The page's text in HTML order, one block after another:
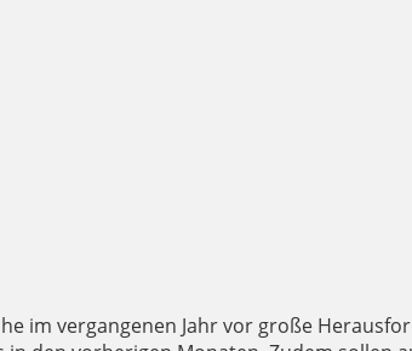
im vergangenen Jahr vor große